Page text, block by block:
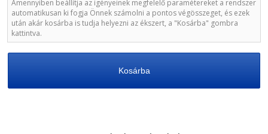
Amennyiben beállítja az igényeinek megfelelő paramétereket a rendszer
automatikusan ki fogja Önnek számolni a pontos végösszeget, és ezek
után akár kosárba is tudja helyezni az ékszert, a "Kosárba" gombra
kattintva.
Kosárba